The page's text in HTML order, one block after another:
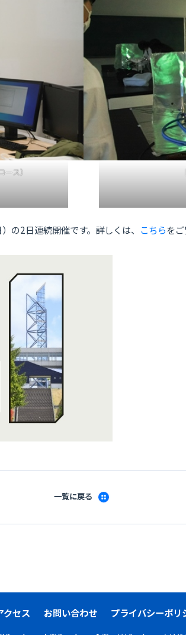
ス）
の2日連続開催です。詳しくは、 こちらをご
一覧に戻る
クセス お問い合わせ プライバシーポリ